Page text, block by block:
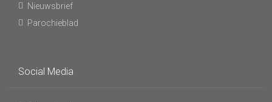
Nieuwsbrief
Parochieblad
Social Media